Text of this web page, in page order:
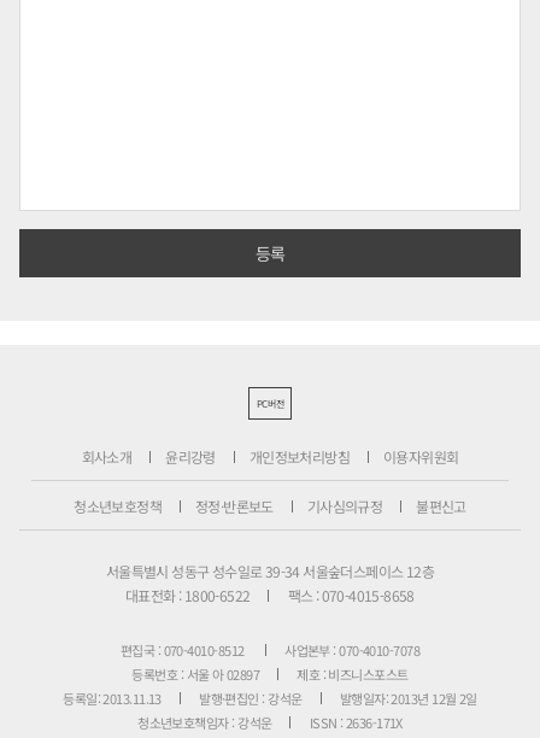
PC버전
회사소개 윤리강령 개인정보처리방침 이용자위원회
청소년보호정책 정정·반론보도 기사심의규정 불편신고
서울특별시 성동구 성수일로 39-34 서울숲더스페이스 12층
대표전화 : 1800-6522
팩스 : 070-4015-8658
편집국 : 070-4010-8512
사업본부 : 070-4010-7078
등록번호 : 서울 아 02897
제호 : 비즈니스포스트
등록일: 2013.11.13
발행·편집인 : 강석운
발행일자: 2013년 12월 2일
청소년보호책임자 : 강석운
ISSN : 2636-171X